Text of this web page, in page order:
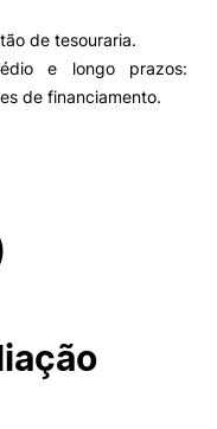
de tesouraria.
e longo prazos:
de financiamento.